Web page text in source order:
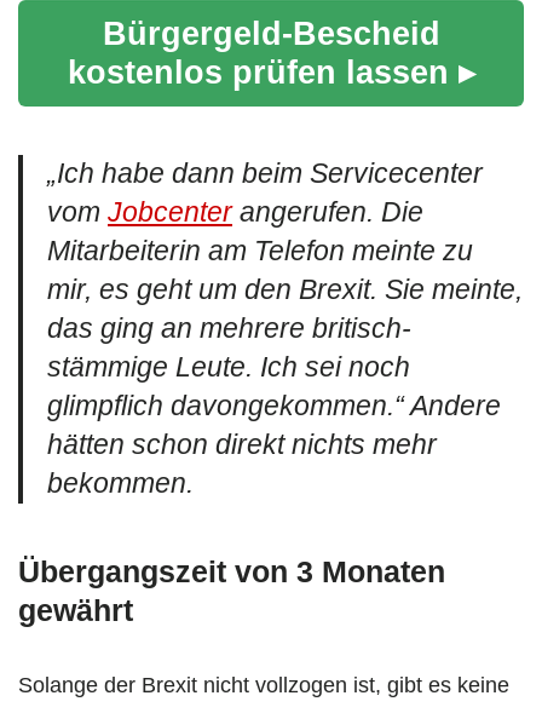
Bürgergeld-Bescheid
kostenlos prüfen lassen ▸
„Ich habe dann beim Servicecenter
vom Jobcenterangerufen. Die
Mitarbeiterin am Telefon meinte zu
mir, es geht um den Brexit. Sie meinte,
das ging an mehrere britisch-
stämmige Leute. Ich sei noch
glimpflich davongekommen.“ Andere
hätten schon direkt nichts mehr
bekommen.
Übergangszeit von 3 Monaten
gewährt
Solange der Brexit nicht vollzogen ist, gibt es keine